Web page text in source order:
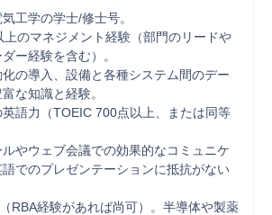
工学の学士/修士号。
のマネジメント経験（部門のリードや
ー経験を含む）。
の導入、設備と各種システム間のデー
な知識と経験。
語力（TOEIC 700点以上、または同等
やウェブ会議での効果的なコミュニケ
でのプレゼンテーションに抵抗がない
RBA経験があれば尚可）。半導体や製薬